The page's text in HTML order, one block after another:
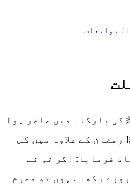
واقعات
کی بارگاہ میں حاضر ہوا
کے علاوہ میں کس
فرمایا: اگر تم نے
رکھنے ہوں تو محرم